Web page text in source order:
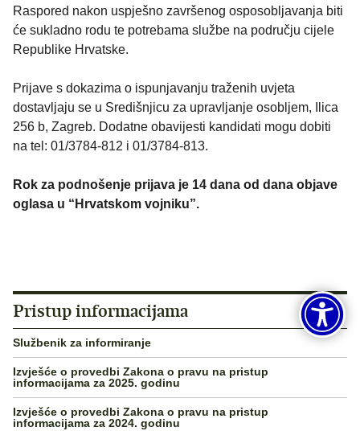
Raspored nakon uspješno završenog osposobljavanja biti
će sukladno rodu te potrebama službe na području cijele
Republike Hrvatske.
Prijave s dokazima o ispunjavanju traženih uvjeta
dostavljaju se u Središnjicu za upravljanje osobljem, Ilica
256 b, Zagreb. Dodatne obavijesti kandidati mogu dobiti
na tel: 01/3784-812 i 01/3784-813.
Rok za podnošenje prijava je 14 dana od dana objave
oglasa u “Hrvatskom vojniku”.
Pristup informacijama
Službenik za informiranje
Izvješće o provedbi Zakona o pravu na pristup
informacijama za 2025. godinu
Izvješće o provedbi Zakona o pravu na pristup
informacijama za 2024. godinu